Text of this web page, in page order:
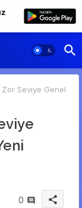
Zor Seviye Genel
0 share